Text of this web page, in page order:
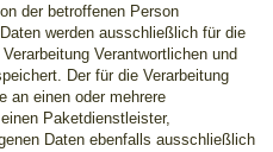
der betroffenen Person
werden ausschließlich für die
Verantwortlichen und
Der für die Verarbeitung
an einen oder mehrere
Paketdienstleister,
Daten ebenfalls ausschließlich